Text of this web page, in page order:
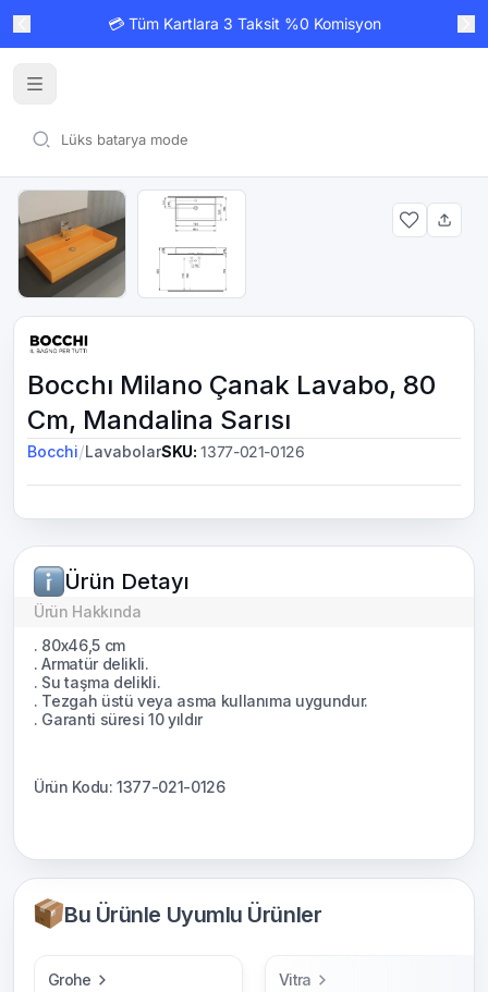
💳 Tüm Kartlara 3 Taksit %0 Komisyon
Bocchı Milano Çanak Lavabo, 80
Cm, Mandalina Sarısı
Bocchi/LavabolarSKU: 1377-021-0126
Bu Ürünle Uyumlu Ürünler
Grohe
Vitra
Ürün Detayı
Ürün Hakkında
. 80x46,5 cm
. Armatür delikli.
. Su taşma delikli.
. Tezgah üstü veya asma kullanıma uygundur.
. Garanti süresi 10 yıldır
Ürün Kodu: 1377-021-0126